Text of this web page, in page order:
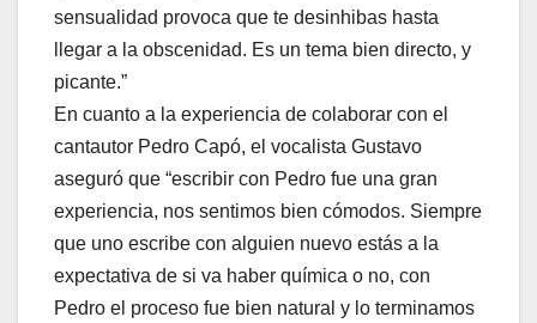
sensualidad provoca que te desinhibas hasta
llegar a la obscenidad. Es un tema bien directo, y
picante.”
En cuanto a la experiencia de colaborar con el
cantautor Pedro Capó, el vocalista Gustavo
aseguró que “escribir con Pedro fue una gran
experiencia, nos sentimos bien cómodos. Siempre
que uno escribe con alguien nuevo estás a la
expectativa de si va haber química o no, con
Pedro el proceso fue bien natural y lo terminamos